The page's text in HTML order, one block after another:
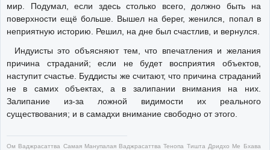
мир. Подумал, если здесь столько всего, должно быть на
поверхности ещё больше. Вышел на берег, женился, попал в
неприятную историю. Решил, на дне был счастлив, и вернулся.
Индуисты это объясняют тем, что впечатления и желания
причина страданий; если не будет восприятия объектов,
наступит счастье. Буддисты же считают, что причина страданий
не в самих объектах, а в залипании внимания на них.
Залипание из-за ложной видимости их реального
существования; и в самадхи внимание свободно от этого.
Ом Ваджрасаттва Самая Манупалая Ваджрасаттва Тенопа Тишта Дридхо Ме Бхава